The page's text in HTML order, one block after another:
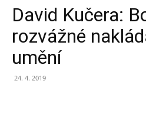
David Kučera:
rozvážné
umění
24. 4. 2019